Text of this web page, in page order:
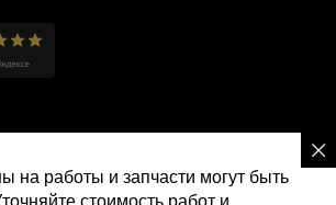
на работы и запчасти могут быть
стоимость работ и